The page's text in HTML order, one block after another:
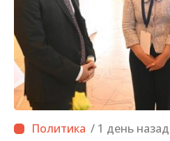
/ 1 день назад